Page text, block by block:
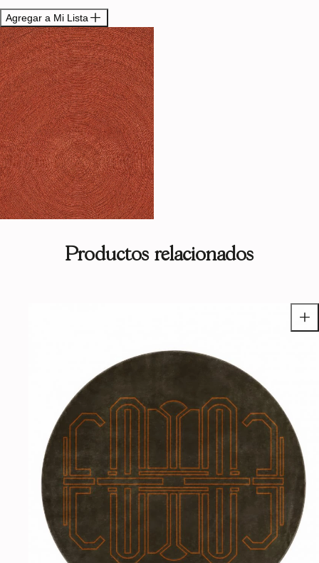
Agregar a Mi Lista
Productos relacionados